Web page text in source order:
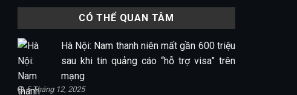
CÓ THỂ QUAN TÂM
Hà Nội: Nam thanh niên mất gần 600 triệu
sau khi tin quảng cáo “hỗ trợ visa” trên
mạng
5 Tháng 12, 2025